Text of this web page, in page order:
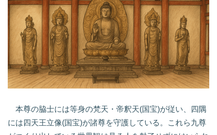
本尊の脇士には等身の梵天・帝釈天(国宝)が従い、四隅
には四天王立像(国宝)が諸尊を守護している。これら九尊